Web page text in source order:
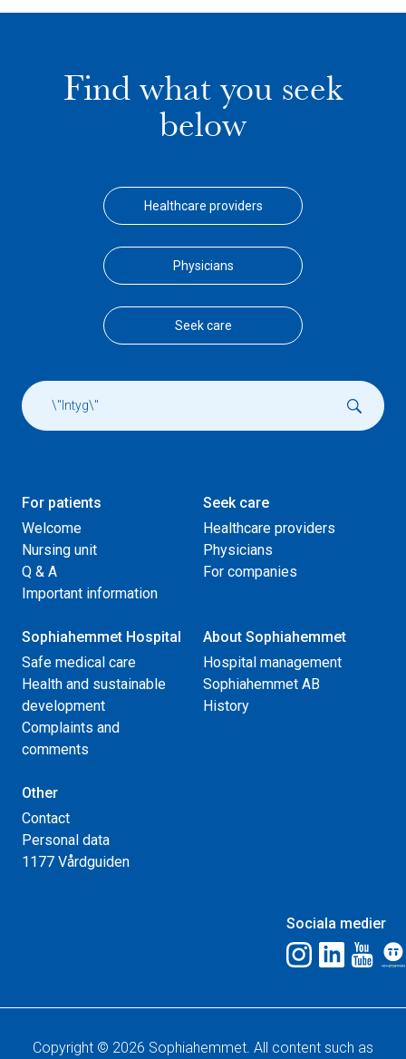
Find what you seek
below
Healthcare providers
Physicians
Seek care
For patients
Welcome
Nursing unit
Q & A
Important information
Seek care
Healthcare providers
Physicians
For companies
Sophiahemmet Hospital
Safe medical care
Health and sustainable
development
Complaints and
comments
About Sophiahemmet
Hospital management
Sophiahemmet AB
History
Other
Contact
Personal data
1177 Vårdguiden
Sociala medier
Copyright © 2026 Sophiahemmet. All content such as